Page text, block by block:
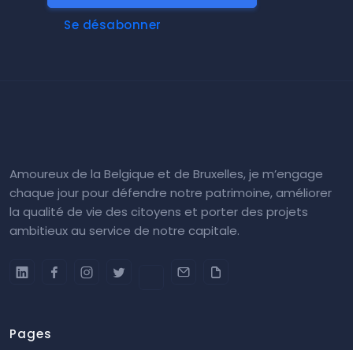
Se désabonner
Amoureux de la Belgique et de Bruxelles, je m’engage
chaque jour pour défendre notre patrimoine, améliorer
la qualité de vie des citoyens et porter des projets
ambitieux au service de notre capitale.
Pages